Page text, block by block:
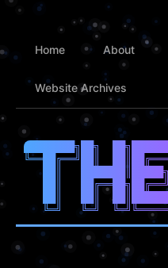
Home About
Website Archives
████████╗██╗
╚══██╔══╝██║
██║
██║
██║   ██║